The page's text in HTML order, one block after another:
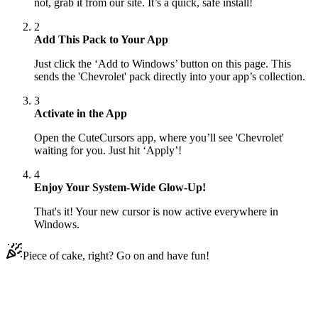
not, grab it from our site. It’s a quick, safe install!
2
Add This Pack to Your App
Just click the ‘Add to Windows’ button on this page. This
sends the 'Chevrolet' pack directly into your app’s collection.
3
Activate in the App
Open the CuteCursors app, where you’ll see 'Chevrolet'
waiting for you. Just hit ‘Apply’!
4
Enjoy Your System-Wide Glow-Up!
That's it! Your new cursor is now active everywhere in
Windows.
Piece of cake, right? Go on and have fun!